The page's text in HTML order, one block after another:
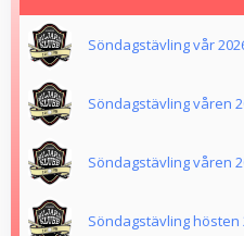
Söndagstävling vår
Söndagstävling våren
Söndagstävling våren
Söndagstävling hösten